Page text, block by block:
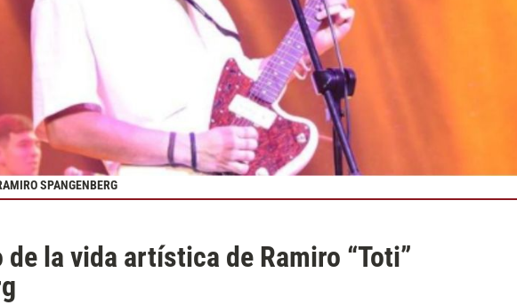
SPANGENBERG
de la vida artística de Ramiro “Toti”